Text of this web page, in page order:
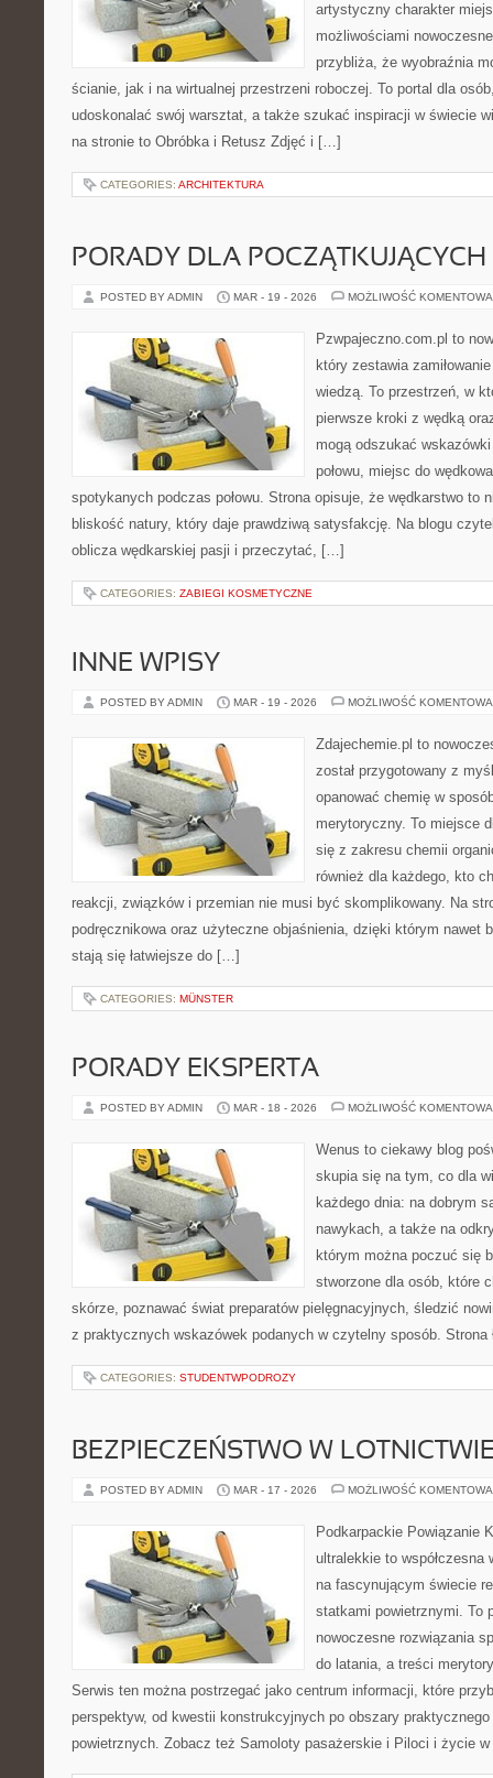
artystyczny charakter
możliwościami
przybliża, że wyobraźnia
ścianie, jak i na wirtualnej przestrzeni roboczej. To portal dla
udoskonalać swój warsztat, a także szukać inspiracji w świecie
na stronie to Obróbka i Retusz Zdjęć i […]
CATEGORIES: ARCHITEKTURA
PORADY DLA POCZĄTKUJĄCYCH
POSTED BY ADMIN MAR - 19 - 2026 MOŻLIWOŚĆ
Pzwpajeczno.com.pl to
który zestawia
wiedzą. To przestrzeń, w
pierwsze kroki z wędką
mogą odszukać
połowu, miejsc do
spotykanych podczas połowu. Strona opisuje, że wędkarstwo to
bliskość natury, który daje prawdziwą satysfakcję. Na blogu
oblicza wędkarskiej pasji i przeczytać, […]
CATEGORIES: ZABIEGI KOSMETYCZNE
INNE WPISY
POSTED BY ADMIN MAR - 19 - 2026 MOŻLIWOŚĆ
Zdajechemie.pl to
został przygotowany z
opanować chemię w
merytoryczny. To miejsce
się z zakresu chemii
również dla każdego, kto
reakcji, związków i przemian nie musi być skomplikowany. Na
podręcznikowa oraz użyteczne objaśnienia, dzięki którym nawet
stają się łatwiejsze do […]
CATEGORIES: MÜNSTER
PORADY EKSPERTA
POSTED BY ADMIN MAR - 18 - 2026 MOŻLIWOŚĆ
Wenus to ciekawy blog
skupia się na tym, co dla
każdego dnia: na dobrym
nawykach, a także na
którym można poczuć się
stworzone dla osób, które
skórze, poznawać świat preparatów pielęgnacyjnych, śledzić
z praktycznych wskazówek podanych w czytelny sposób.
CATEGORIES: STUDENTWPODROZY
BEZPIECZEŃSTWO W
POSTED BY ADMIN MAR - 17 - 2026 MOŻLIWOŚĆ
Podkarpackie Powiązanie
ultralekkie to
na fascynującym świecie
statkami powietrznymi. To
nowoczesne rozwiązania
do latania, a treści
Serwis ten można postrzegać jako centrum informacji, które
perspektyw, od kwestii konstrukcyjnych po obszary
powietrznych. Zobacz też Samoloty pasażerskie i Piloci i życie